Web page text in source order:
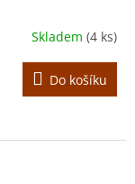
Skladem (4 ks)
Do košíku